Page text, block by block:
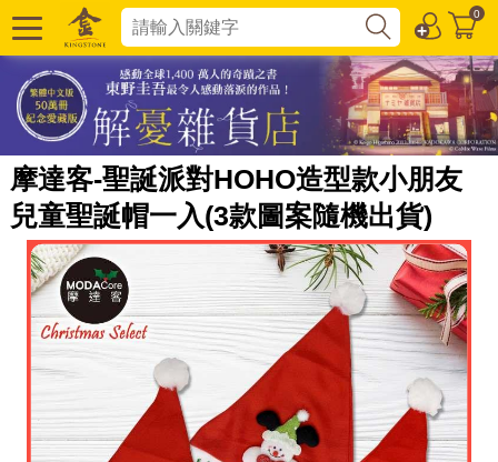
0
摩達客-聖誕派對HOHO造型款小朋友
兒童聖誕帽一入(3款圖案隨機出貨)